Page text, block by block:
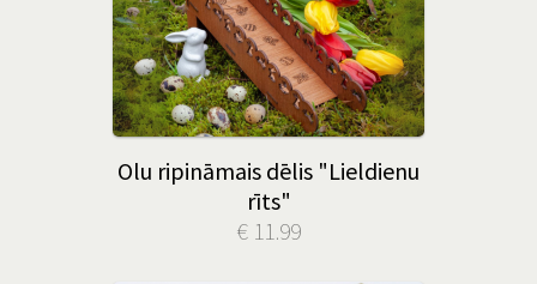
Olu ripināmais dēlis "Lieldienu
rīts"
€ 11.99